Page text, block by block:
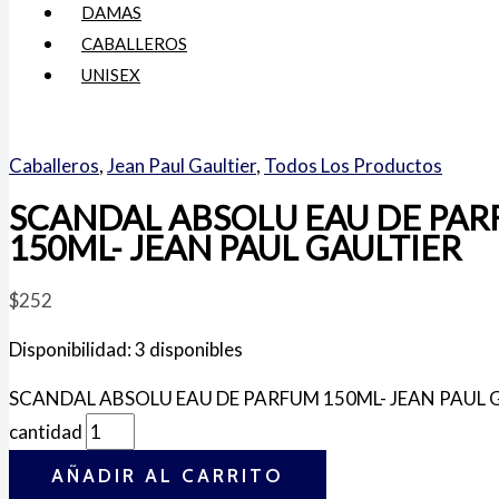
DAMAS
CABALLEROS
UNISEX
Caballeros,Jean Paul Gaultier, Todos Los Productos
SCANDAL ABSOLU EAU DE
150ML- JEAN PAUL GAULTIER
$252
Disponibilidad:3 disponibles
SCANDAL ABSOLU EAU DE PARFUM 150ML- JEAN PAUL
cantidad
AÑADIR AL CARRITO